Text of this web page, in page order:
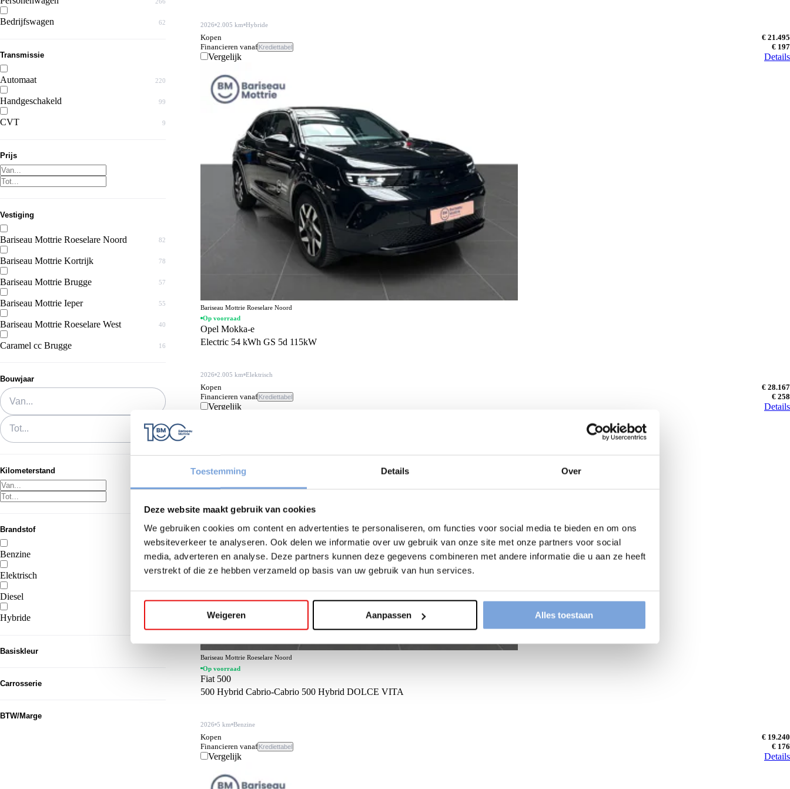
Toestemming Details Over
Deze website maakt gebruik van cookies
We gebruiken cookies om content en advertenties te personaliseren, om functies voor social media te bieden en om ons
websiteverkeer te analyseren. Ook delen we informatie over uw gebruik van onze site met onze partners voor social
media, adverteren en analyse. Deze partners kunnen deze gegevens combineren met andere informatie die u aan ze heeft
verstrekt of die ze hebben verzameld op basis van uw gebruik van hun services.
Weigeren Aanpassen Alles toestaan
Bedrijfswagen 62
Transmissie
Automaat 220
Handgeschakeld 99
CVT 9
Prijs
Vestiging
Bariseau Mottrie Roeselare Noord 82
Bariseau Mottrie Kortrijk 78
Bariseau Mottrie Brugge 57
Bariseau Mottrie Ieper 55
Bariseau Mottrie Roeselare West 40
Caramel cc Brugge 16
Bouwjaar
Van...
Tot...
Kilometerstand
Brandstof
Benzine 128
Elektrisch 78
Diesel
Hybride
Basiskleur
Wit
Carrosserie
BTW/Marge
2026 2.005 km Hybride
Kopen
€ 21.495
Financieren vanaf Krediettabel € 197
Vergelijk Details
Bariseau Mottrie Roeselare Noord
Op voorraad
Opel Mokka-e
Electric 54 kWh GS 5d 115kW
2026 2.005 km Elektrisch
Kopen
€ 28.167
Financieren vanaf Krediettabel € 258
Vergelijk Details
Bariseau Mottrie Roeselare Noord
Op voorraad
Fiat 500
500 Hybrid Cabrio-Cabrio 500 Hybrid DOLCE VITA
2026 5 km Benzine
Kopen
€ 19.240
Financieren vanaf Krediettabel € 176
Vergelijk Details